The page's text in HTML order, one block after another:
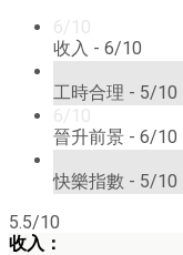
6/10
收入 - 6/10
工時合理 - 5/10
6/10
晉升前景 - 6/10
快樂指數 - 5/10
5.5/10
收入：